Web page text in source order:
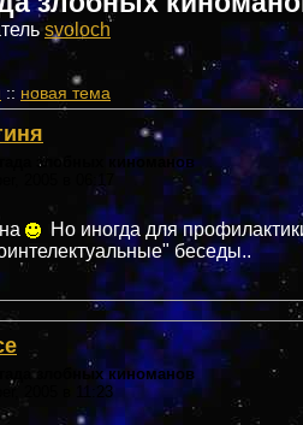
svоloch
:: новая тема
злобных киноманов
2005 в 06:17
Но иногда для
беседы..
злобных киноманов
2005 в 11:23